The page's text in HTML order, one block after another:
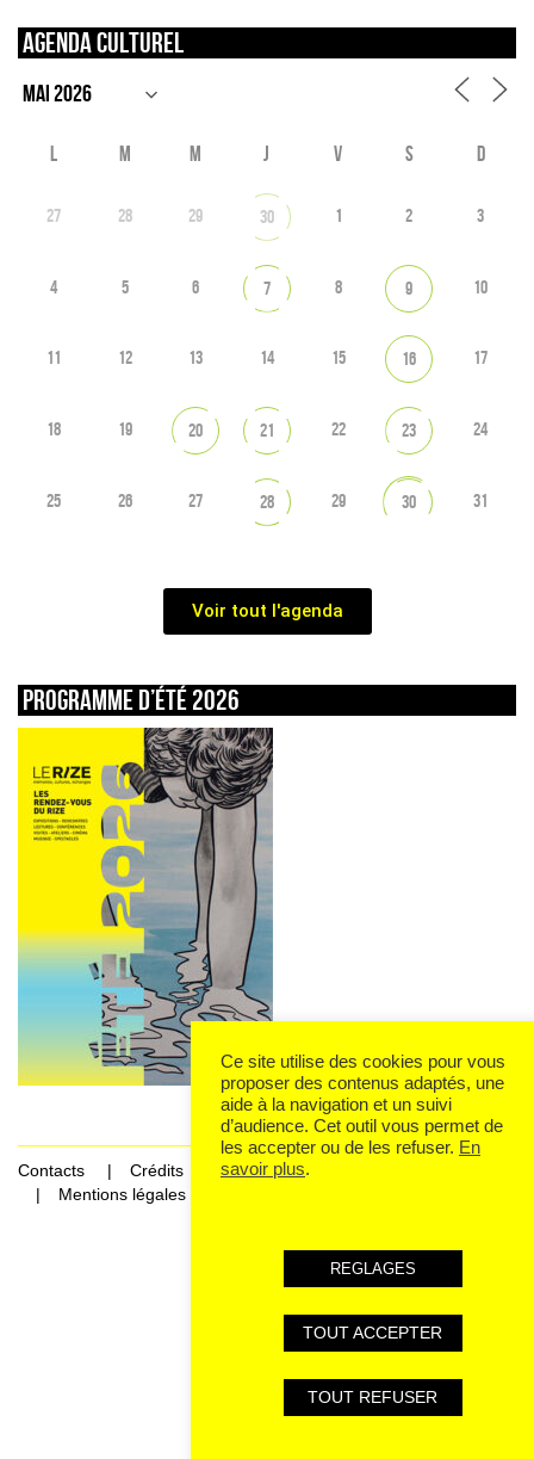
Agenda culturel
L M M J V S D
27 28 29 30 1 2 3
4 5 6 7 8 9 10
11 12 13 14 15 16 17
18 19 20 21 22 23 24
25 26 27 28 29 30 31
Voir tout l'agenda
Programme d’été 2026
Contacts
Crédits
Mentions légales et données personnelles
Ce site utilise des cookies pour vous
proposer des contenus adaptés, une
aide à la navigation et un suivi
d’audience. Cet outil vous permet de
les accepter ou de les refuser. En
savoir plus.
REGLAGES
TOUT ACCEPTER
TOUT REFUSER